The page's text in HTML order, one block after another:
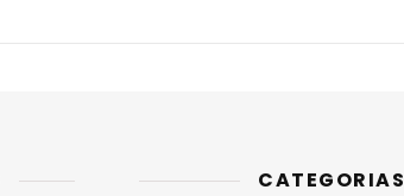
CATEGORIAS